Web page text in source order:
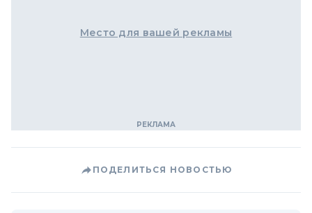
Место для вашей рекламы
ПОДЕЛИТЬСЯ НОВОСТЬЮ